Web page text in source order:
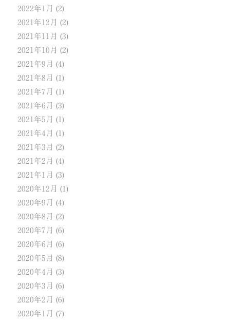
2022年1月 (2)
2021年12月 (2)
2021年11月 (3)
2021年10月 (2)
2021年9月 (4)
2021年8月 (1)
2021年7月 (1)
2021年6月 (3)
2021年5月 (1)
2021年4月 (1)
2021年3月 (2)
2021年2月 (4)
2021年1月 (3)
2020年12月 (1)
2020年9月 (4)
2020年8月 (2)
2020年7月 (6)
2020年6月 (6)
2020年5月 (8)
2020年4月 (3)
2020年3月 (6)
2020年2月 (6)
2020年1月 (7)